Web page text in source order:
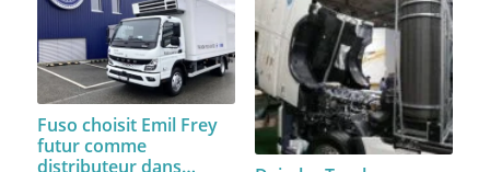
Fuso choisit Emil Frey
futur comme
distributeur dans…